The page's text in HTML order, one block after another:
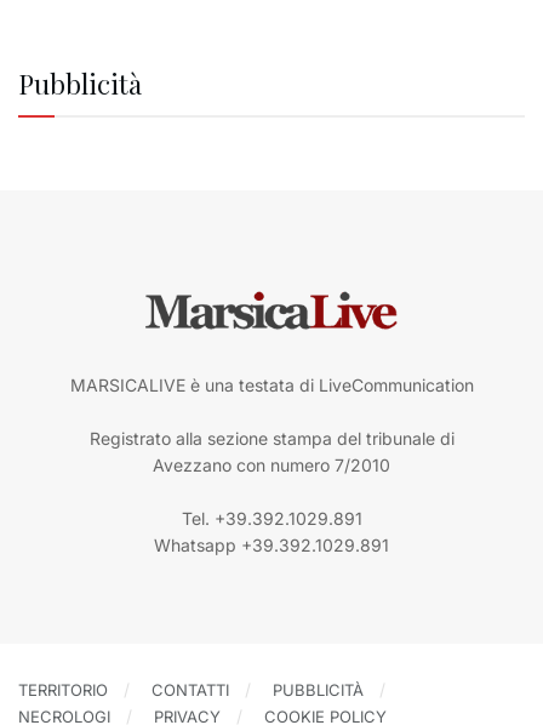
Pubblicità
MARSICALIVE è una testata di LiveCommunication
Registrato alla sezione stampa del tribunale di
Avezzano con numero 7/2010
Tel. +39.392.1029.891
Whatsapp +39.392.1029.891
TERRITORIO CONTATTI
PUBBLICITÀ
NECROLOGI
PRIVACY COOKIE POLICY